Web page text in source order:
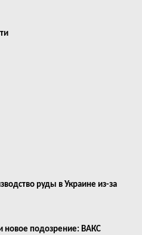
руды в Украине из-за
новое подозрение: ВАКС